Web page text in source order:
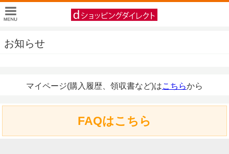
お知らせ
マイページ(購入履歴、領収書など)はこちらから
FAQはこちら